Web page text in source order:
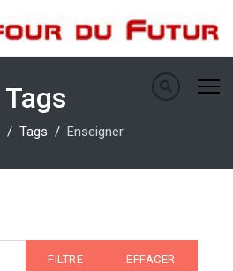
Tags
Tags Enseigner
FILTRE EFFACER